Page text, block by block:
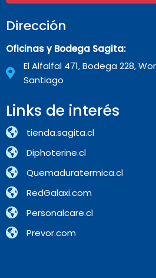
Dirección
Oficinas y Bodega Sagita:
El Alfalfal 471, Bodega 228,
Santiago
Links de interés
tienda.sagita.cl
Diphoterine.cl
Quemaduratermica.cl
RedGalaxi.com
Personalcare.cl
Prevor.com